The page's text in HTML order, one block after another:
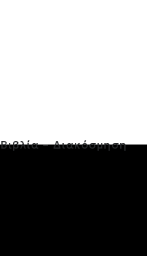
Βιβλία – Διακόσμηση